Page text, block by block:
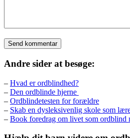
Andre sider at besøge:
– Hvad er ordblindhed?
– Den ordblinde hjerne
– Ordblindetesten for forældre
– Skab en dysleksivenlig skole som
– Book foredrag om livet som ordblind